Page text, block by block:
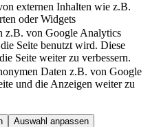
externen Inhalten wie z.B.
oder Widgets
z.B. von Google Analytics
Seite benutzt wird. Diese
Seite weiter zu verbessern.
Daten z.B. von Google
und die Anzeigen weiter zu
Auswahl anpassen